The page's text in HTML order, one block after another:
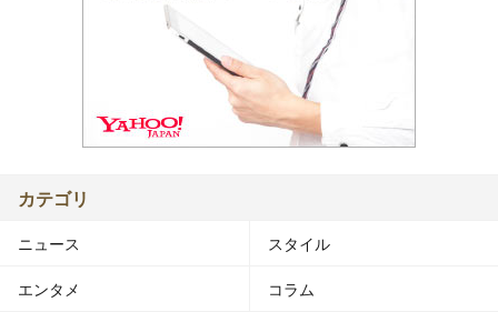
カテゴリ
ニュース スタイル
エンタメ コラム